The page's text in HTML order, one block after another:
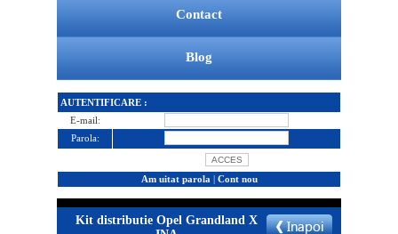
Contact
Blog
AUTENTIFICARE :
E-mail:
Parola:
Am uitat parola | Cont nou
Kit distributie Opel Grandland X